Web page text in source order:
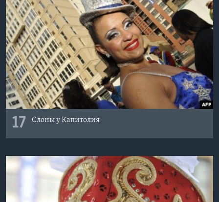
17 Слоны у Капитолия